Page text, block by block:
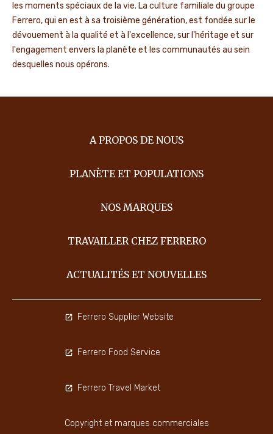
les moments spéciaux de la vie. La culture familiale du groupe
Ferrero, qui en est à sa troisième génération, est fondée sur le
dévouement à la qualité et à l'excellence, sur l'héritage et sur
l'engagement envers la planète et les communautés au sein
desquelles nous opérons.
A PROPOS DE NOUS
PLANÈTE ET POPULATIONS
NOS MARQUES
TRAVAILLER CHEZ FERRERO
ACTUALITÉS ET NOUVELLES
Ferrero Supplier Website
Ferrero Food Service
Ferrero Travel Market
Copyright et marques commerciales